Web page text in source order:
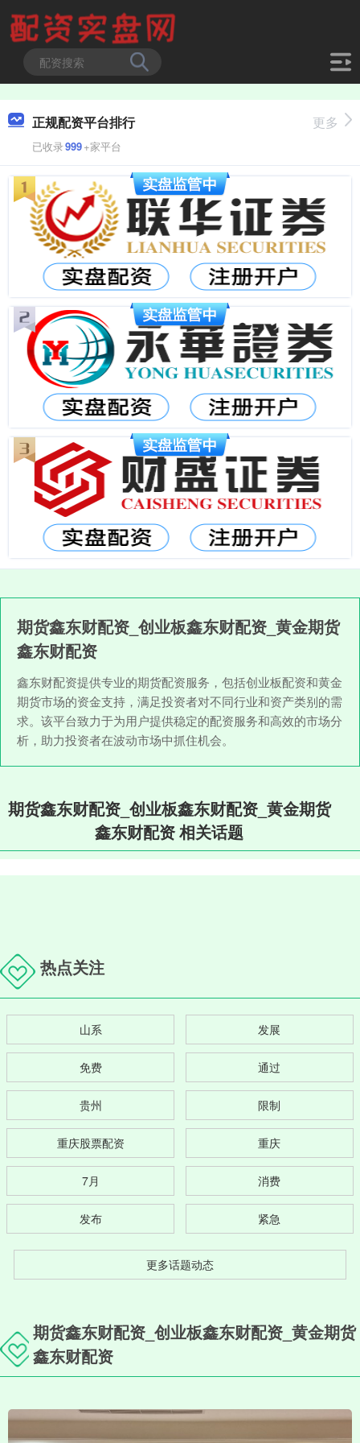
正规配资平台排行
已收录999+家平台
更多
期货鑫东财配资_创业板鑫东财配资_黄金期货
鑫东财配资
鑫东财配资提供专业的期货配资服务，包括创业板配资和黄金
期货市场的资金支持，满足投资者对不同行业和资产类别的需
求。该平台致力于为用户提供稳定的配资服务和高效的市场分
析，助力投资者在波动市场中抓住机会。
期货鑫东财配资_创业板鑫东财配资_黄金期货
鑫东财配资 相关话题
热点关注
山系 发展
免费 通过
贵州 限制
重庆股票配资 重庆
7月 消费
发布 紧急
更多话题动态
期货鑫东财配资_创业板鑫东财配资_黄金期货
鑫东财配资